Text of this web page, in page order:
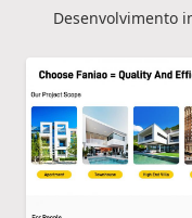
Desenvolvimento